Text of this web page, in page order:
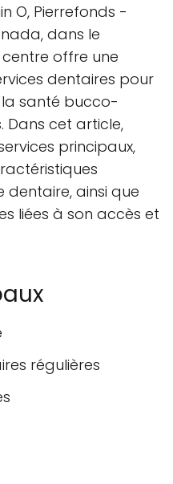
O, Pierrefonds -
dans le
offre une
dentaires pour
la santé bucco-
Dans cet article,
principaux,
ainsi que
liées à son accès et
régulières